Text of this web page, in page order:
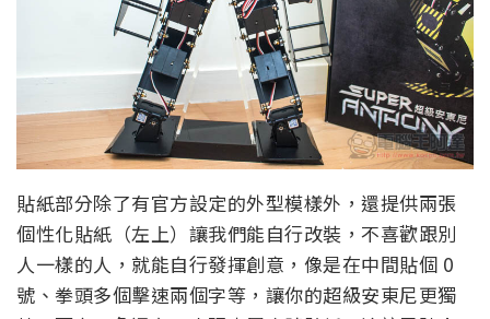
貼紙部分除了有官方設定的外型模樣外，還提供兩張
個性化貼紙（左上）讓我們能自行改裝，不喜歡跟別
人一樣的人，就能自行發揮創意，像是在中間貼個 0
號、拳頭多個擊速兩個字等，讓你的超級安東尼更獨